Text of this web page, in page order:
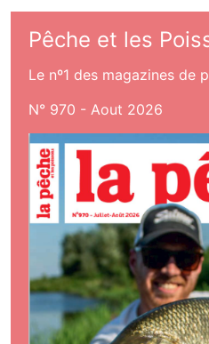
Pêche et les
Le nº1 des magazines de
N° 970 - Aout 2026